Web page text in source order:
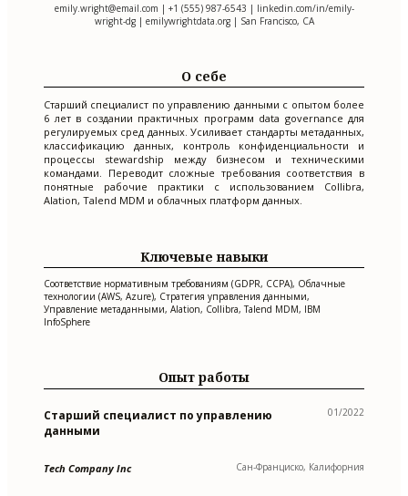
emily.wright@email.com | +1 (555) 987-6543 | linkedin.com/in/emily-
wright-dg | emilywrightdata.org | San Francisco, CA
О себе
Старший специалист по управлению данными с опытом более
6 лет в создании практичных программ data governance для
регулируемых сред данных. Усиливает стандарты метаданных,
классификацию данных, контроль конфиденциальности и
процессы stewardship между бизнесом и техническими
командами. Переводит сложные требования соответствия в
понятные рабочие практики с использованием Collibra,
Alation, Talend MDM и облачных платформ данных.
Ключевые навыки
Соответствие нормативным требованиям (GDPR, CCPA), Облачные
технологии (AWS, Azure), Стратегия управления данными,
Управление метаданными, Alation, Collibra, Talend MDM, IBM
InfoSphere
Опыт работы
Старший специалист по управлению
данными
01/2022
Tech Company Inc Сан-Франциско, Калифорния